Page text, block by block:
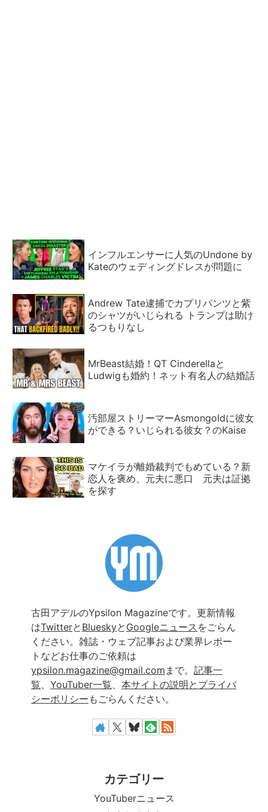
インフルエンサーに人気のUndone by
Kateのウェディングドレスが問題に
Andrew Tate逮捕でカプリパンツと紫
のシャツがいじられる トランプは助け
るつもりなし
MrBeast結婚！QT Cinderellaと
Ludwigも婚約！ネット有名人の結婚話
汚部屋ストリーマーAsmongoldに彼女
ができる？いじられる彼女？のKaise
マケイラが離婚裁判でもめている？新
恋人を褒め、元夫に悪口 元夫は証拠
を探す
古田アデルのYpsilon Magazineです。更新情報
はTwitterと Blueskyと Googleニュース をごらん
ください。雑誌・ウェブ記事および業界レポー
トなどお仕事のご依頼は
ypsilon.magazine@gmail.com まで。 記事一
覧、 YouTuber一覧、 本サイトの説明とプライバ
シーポリシー もごらんください。
カテゴリー
YouTuberニュース